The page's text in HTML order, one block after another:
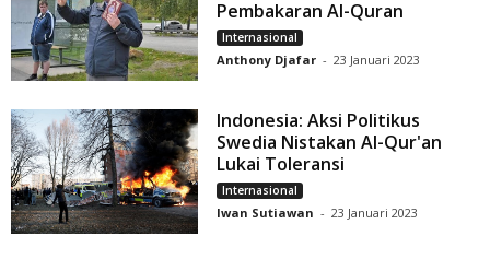
Pembakaran Al-Quran
Internasional
Anthony Djafar - 23 Januari 2023
Indonesia: Aksi Politikus
Swedia Nistakan Al-Qur'an
Lukai Toleransi
Internasional
Iwan Sutiawan - 23 Januari 2023